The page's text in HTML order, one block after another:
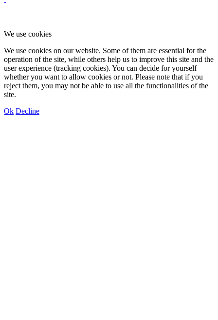
We use cookies
We use cookies on our website. Some of them are essential for the
operation of the site, while others help us to improve this site and the
user experience (tracking cookies). You can decide for yourself
whether you want to allow cookies or not. Please note that if you
reject them, you may not be able to use all the functionalities of the
site.
Ok Decline